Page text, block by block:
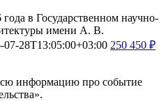
в Государственном научно-
имени А. В.
07-28T13:05:00+03:00 250 450 ₽
информацию про событие